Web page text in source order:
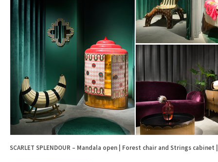
SCARLET SPLENDOUR – Mandala open | Forest chair and Strings